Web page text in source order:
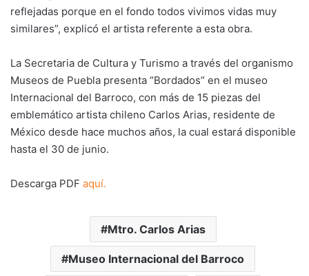
reflejadas porque en el fondo todos vivimos vidas muy
similares”, explicó el artista referente a esta obra.
La Secretaria de Cultura y Turismo a través del organismo
Museos de Puebla presenta “Bordados” en el museo
Internacional del Barroco, con más de 15 piezas del
emblemático artista chileno Carlos Arias, residente de
México desde hace muchos años, la cual estará disponible
hasta el 30 de junio.
Descarga PDF aquí.
Mtro. Carlos Arias
Museo Internacional del Barroco